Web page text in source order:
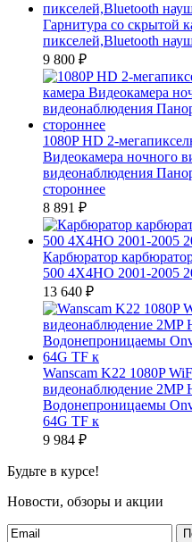
Гарнитура со скрытой
пикселей,Bluetooth
9 800 ₽
1080P HD 2-
Видеокамера ночного
видеонаблюдения
стороннее
8 891 ₽
Карбюратор
500 4X4HO 2001-2005
13 640 ₽
Wanscam K22 1080P
видеонаблюдение 2MP
Водонепроницаемы
64G TF к
9 984 ₽
Будьте в курсе!
Новости, обзоры и акции